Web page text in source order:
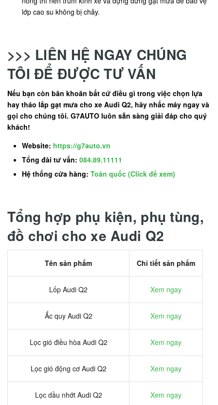
lớp cao su không bị chảy.
>>> LIÊN HỆ NGAY CHÚNG
TÔI ĐỂ ĐƯỢC TƯ VẤN
Nếu bạn còn băn khoăn bất cứ điều gì trong việc chọn lựa
hay tháo lắp gạt mưa cho xe Audi Q2, hãy nhấc máy ngay và
gọi cho chúng tôi. G7AUTO luôn sẵn sàng giải đáp cho quý
khách!
Website: https://g7auto.vn
Tổng đài tư vấn: 084.89.11111
Hệ thống cửa hàng: Toàn quốc (Click để xem)
Tổng hợp phụ kiện, phụ tùng,
đồ chơi cho xe Audi Q2
Tên sản phẩm Chi tiết sản phẩm
Lốp Audi Q2 Xem ngay
Ắc quy Audi Q2 Xem ngay
Lọc gió điều hòa Audi Q2 Xem ngay
Lọc gió động cơ Audi Q2 Xem ngay
Lọc dầu nhớt Audi Q2 Xem ngay